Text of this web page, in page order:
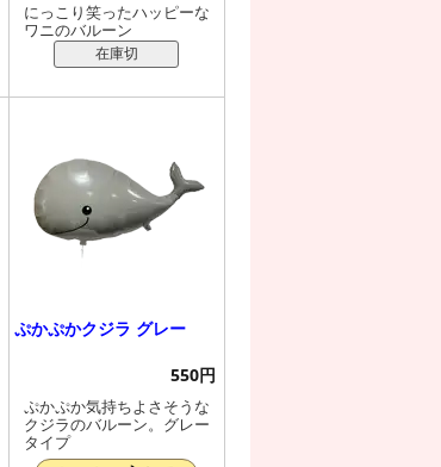
にっこり笑ったハッピーな
ワニのバルーン
在庫切
ぷかぷかクジラ グレー
550円
ぷかぷか気持ちよさそうな
クジラのバルーン。グレー
タイプ